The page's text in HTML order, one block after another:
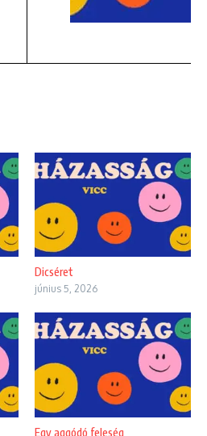
Dicséret
június 5, 2026
Egy aggódó feleség